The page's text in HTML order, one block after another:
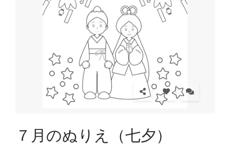
７月のぬりえ（七夕）